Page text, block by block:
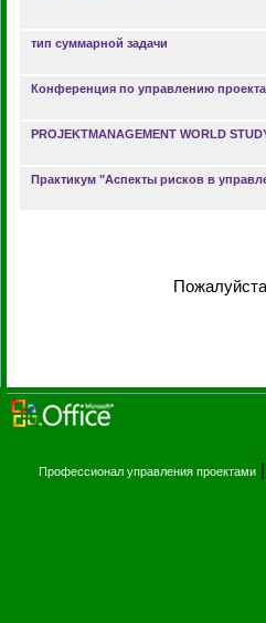
тип суммарной задачи
Конференция по управлению
PROJEKTMANAGEMENT WORLD
Практикум "Аспекты рисков в
Профессионал управления проектами